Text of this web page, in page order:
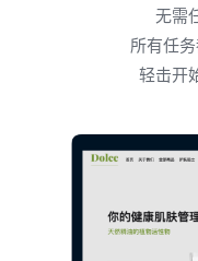
无需
所有任
轻击开